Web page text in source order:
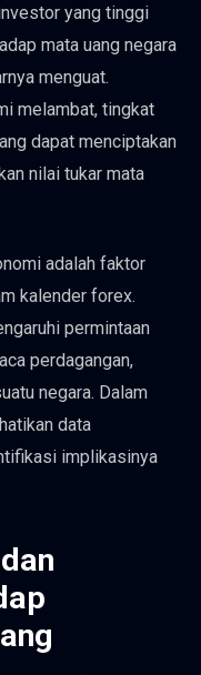
yang tinggi
mata uang negara
menguat.
melambat, tingkat
dapat menciptakan
nilai tukar mata
adalah faktor
kalender forex.
permintaan
perdagangan,
negara. Dalam
data
implikasinya